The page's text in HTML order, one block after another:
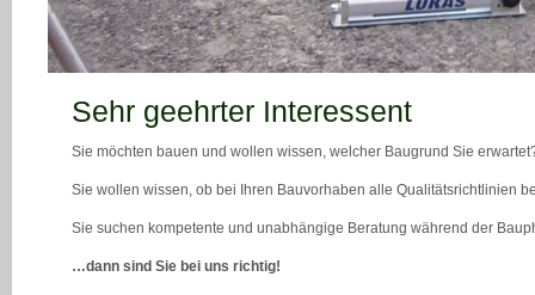
Sehr geehrter Interessent
Sie möchten bauen und wollen wissen, welcher Baugrund Sie
Sie wollen wissen, ob bei Ihren Bauvorhaben alle Qualitätsrichtlinien
Sie suchen kompetente und unabhängige Beratung während der
…dann sind Sie bei uns richtig!